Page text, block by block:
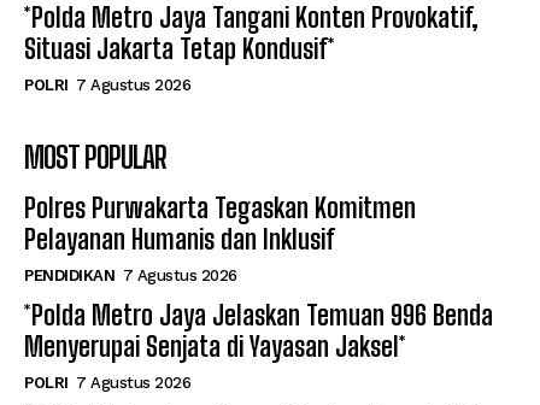
*Polda Metro Jaya Tangani Konten Provokatif,
Situasi Jakarta Tetap Kondusif*
POLRI 7 Agustus 2026
MOST POPULAR
Polres Purwakarta Tegaskan Komitmen
Pelayanan Humanis dan Inklusif
PENDIDIKAN 7 Agustus 2026
*Polda Metro Jaya Jelaskan Temuan 996 Benda
Menyerupai Senjata di Yayasan Jaksel*
POLRI 7 Agustus 2026